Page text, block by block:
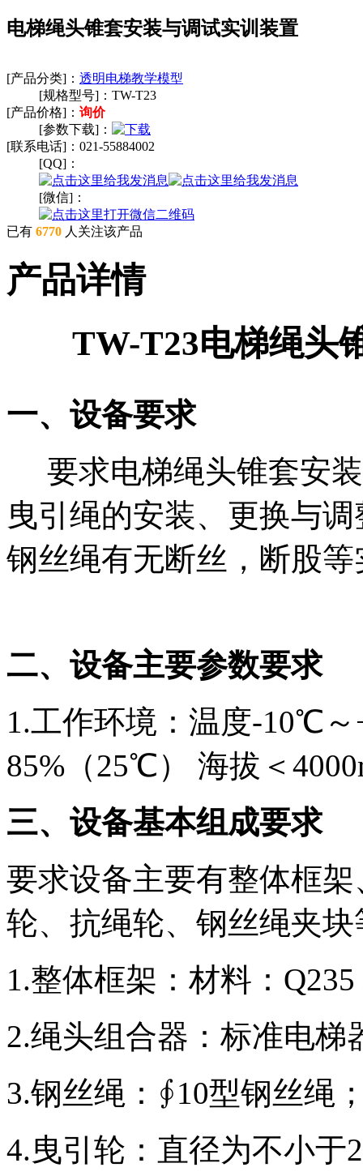
电梯绳头锥套安装与调试实训装置
[产品分类]： 透明电梯教学模型
[规格型号]： TW-T23
[产品价格]： 询价
[参数下载]：
[联系电话]： 021-55884002
[QQ]：
[微信]：
已有 6770 人关注该产品
产品详情
TW-T23电梯绳头
一、设备要求
要求电梯绳头锥套安
曳引绳的安装、更换与
钢丝绳有无断丝，断股等
二、设备主要参数要求
1.工作环境：温度-10℃
85%（25℃） 海拔＜
三、设备基本组成要求
要求设备主要有整体框
轮、抗绳轮、钢丝绳夹
1.整体框架：材料：
2.绳头组合器：标准电梯
3.钢丝绳：∮10型钢丝绳
4.曳引轮：直径为不小于